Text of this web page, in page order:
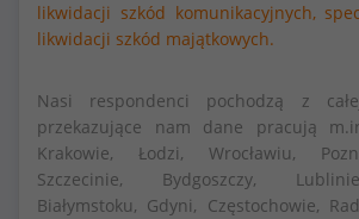
likwidacji szkód komunikacyjnych,
likwidacji szkód majątkowych.
Nasi respondenci pochodzą z
przekazujące nam dane pracują
Krakowie, Łodzi, Wrocławiu,
Szczecinie, Bydgoszczy,
Białymstoku, Gdyni, Częstochowie,